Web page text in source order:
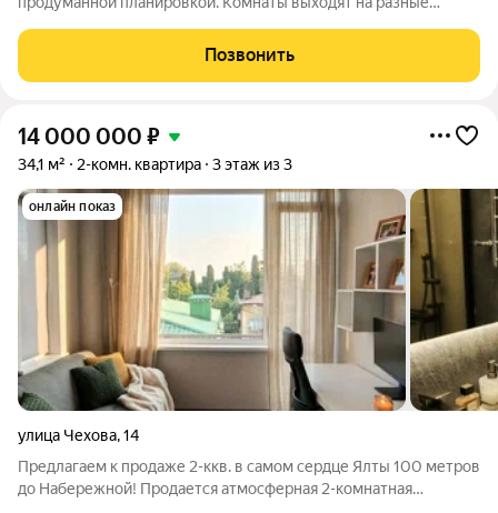
вентиляцию в любое время года. Район с развитой
инфраструктурой, рядом с одной из центральных
Позвонить
14 000 000 ₽
34,1 м² 2-комн. квартира 3 этаж из 3
онлайн показ
улица Чехова,14
Предлагаем к продаже 2-ккв. в самом сердце Ялты 100 метров
до Набережной! Продается атмосферная 2-комнатная